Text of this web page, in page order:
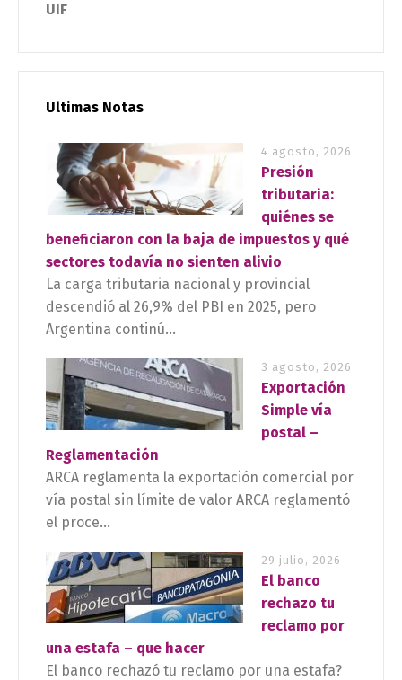
UIF
Ultimas Notas
4 agosto, 2026
Presión
tributaria:
quiénes se
beneficiaron con la baja de impuestos y qué
sectores todavía no sienten alivio
La carga tributaria nacional y provincial
descendió al 26,9% del PBI en 2025, pero
Argentina continú...
3 agosto, 2026
Exportación
Simple vía
postal –
Reglamentación
ARCA reglamenta la exportación comercial por
vía postal sin límite de valor ARCA reglamentó
el proce...
29 julio, 2026
El banco
rechazo tu
reclamo por
una estafa – que hacer
El banco rechazó tu reclamo por una estafa?